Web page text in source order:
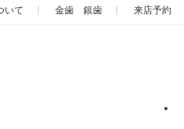
いて 金歯 銀歯 来店予約